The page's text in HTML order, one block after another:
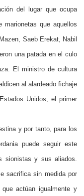
del lugar que ocupa
marionetas que aquellos
Saeb Erekat, Nabil
una patada en el culo
El ministro de cultura
al alardeado fichaje
Unidos, el primer
y por tanto, para los
puede seguir este
sionistas y sus aliados.
sacrifica sin medida por
actúan igualmente y